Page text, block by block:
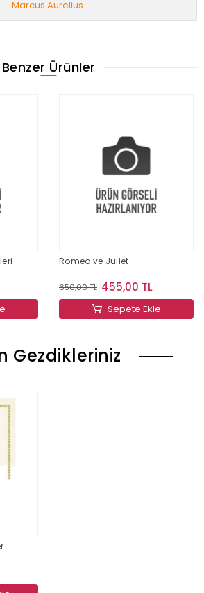
Marcus Aurelius
Benzer Ürünler
Romeo ve Juliet
650,00 TL 455,00 TL
Sepete Ekle
Gezdikleriniz